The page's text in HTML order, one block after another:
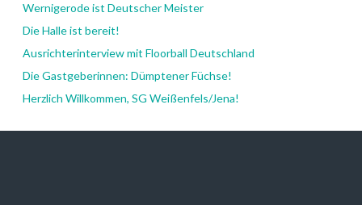
Wernigerode ist Deutscher Meister
Die Halle ist bereit!
Ausrichterinterview mit Floorball Deutschland
Die Gastgeberinnen: Dümptener Füchse!
Herzlich Willkommen, SG Weißenfels/Jena!